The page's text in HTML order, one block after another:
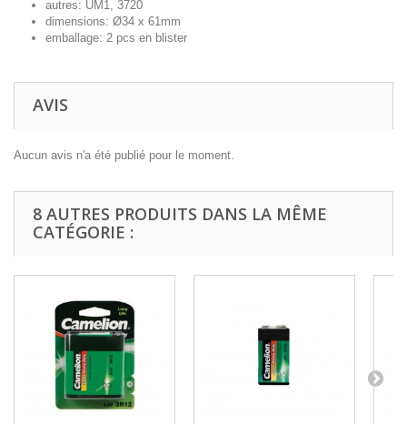
autres: UM1, 3720
dimensions: Ø34 x 61mm
emballage: 2 pcs en blister
AVIS
Aucun avis n'a été publié pour le moment.
8 AUTRES PRODUITS DANS LA MÊME
CATÉGORIE :